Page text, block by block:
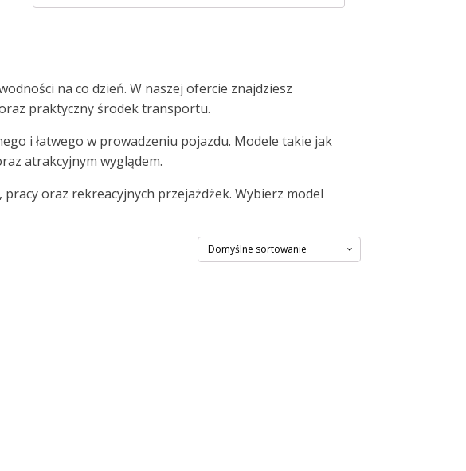
na co dzień. W naszej ofercie znajdziesz
praktyczny środek transportu.
i łatwego w prowadzeniu pojazdu. Modele takie jak
atrakcyjnym wyglądem.
oraz rekreacyjnych przejażdżek. Wybierz model